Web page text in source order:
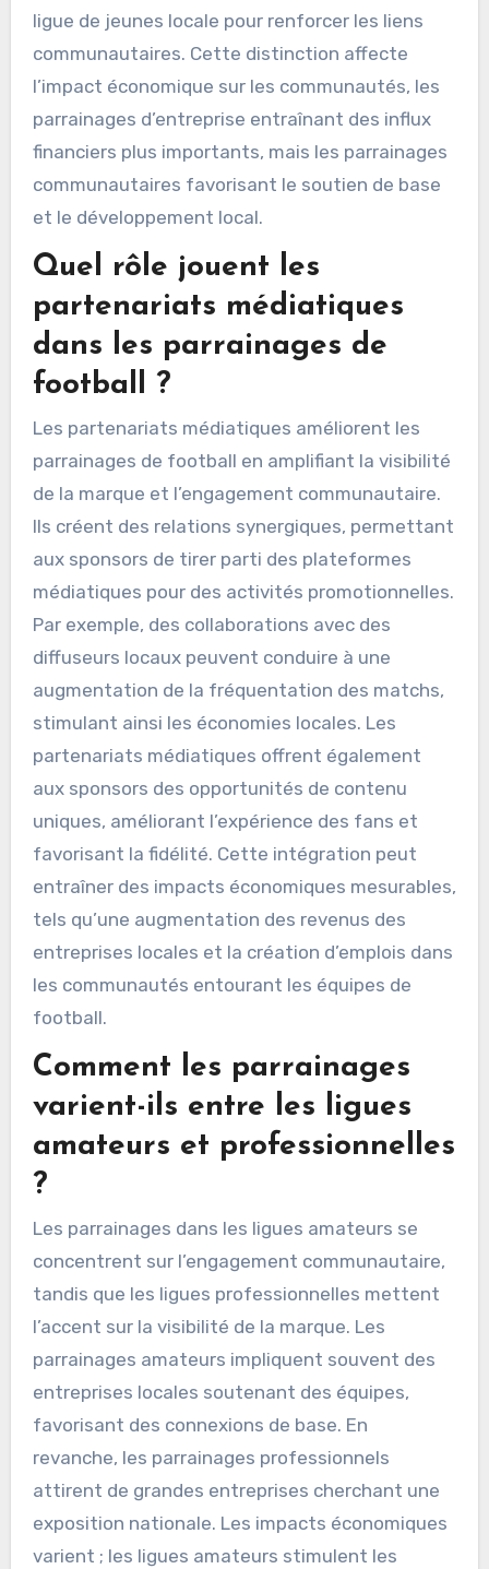
ligue de jeunes locale pour renforcer les liens
communautaires. Cette distinction affecte
l’impact économique sur les communautés, les
parrainages d’entreprise entraînant des influx
financiers plus importants, mais les parrainages
communautaires favorisant le soutien de base
et le développement local.
Quel rôle jouent les
partenariats médiatiques
dans les parrainages de
football ?
Les partenariats médiatiques améliorent les
parrainages de football en amplifiant la visibilité
de la marque et l’engagement communautaire.
Ils créent des relations synergiques, permettant
aux sponsors de tirer parti des plateformes
médiatiques pour des activités promotionnelles.
Par exemple, des collaborations avec des
diffuseurs locaux peuvent conduire à une
augmentation de la fréquentation des matchs,
stimulant ainsi les économies locales. Les
partenariats médiatiques offrent également
aux sponsors des opportunités de contenu
uniques, améliorant l’expérience des fans et
favorisant la fidélité. Cette intégration peut
entraîner des impacts économiques mesurables,
tels qu’une augmentation des revenus des
entreprises locales et la création d’emplois dans
les communautés entourant les équipes de
football.
Comment les parrainages
varient-ils entre les ligues
amateurs et professionnelles
?
Les parrainages dans les ligues amateurs se
concentrent sur l’engagement communautaire,
tandis que les ligues professionnelles mettent
l’accent sur la visibilité de la marque. Les
parrainages amateurs impliquent souvent des
entreprises locales soutenant des équipes,
favorisant des connexions de base. En
revanche, les parrainages professionnels
attirent de grandes entreprises cherchant une
exposition nationale. Les impacts économiques
varient ; les ligues amateurs stimulent les